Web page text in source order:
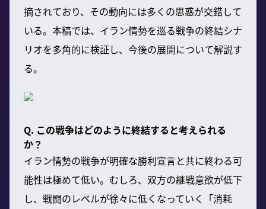
摘されており、その動向には多くの思惑が交錯して
いる。本稿では、イラン情勢を巡る戦争の終結シナ
リオを多角的に検証し、今後の展開について解説す
る。
Q. この戦争はどのように終結すると考えられる
か？
イラン情勢の戦争が明確な勝利宣言と共に終わる可
能性は極めて低い。むしろ、双方の継戦意欲が低下
し、戦闘のレベルが徐々に低くなっていく「消耗